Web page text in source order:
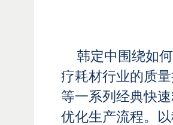
韩定中围绕如
疗耗材行业的质
等一系列经典快
优化生产流程。